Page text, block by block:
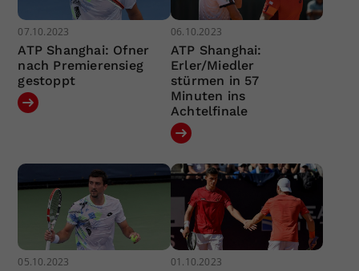
07.10.2023
ATP Shanghai: Ofner
nach Premierensieg
gestoppt
06.10.2023
ATP Shanghai:
Erler/Miedler
stürmen in 57
Minuten ins
Achtelfinale
05.10.2023 01.10.2023